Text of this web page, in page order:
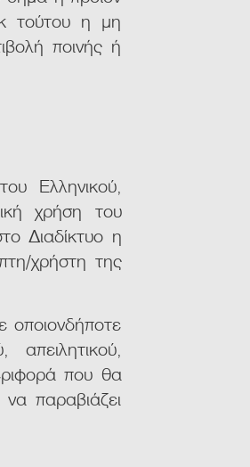
τούτου η μη
ποινής ή
Ελληνικού,
χρήση του
Διαδίκτυο η
χρήστη της
απειλητικού,
που θα
παραβιάζει